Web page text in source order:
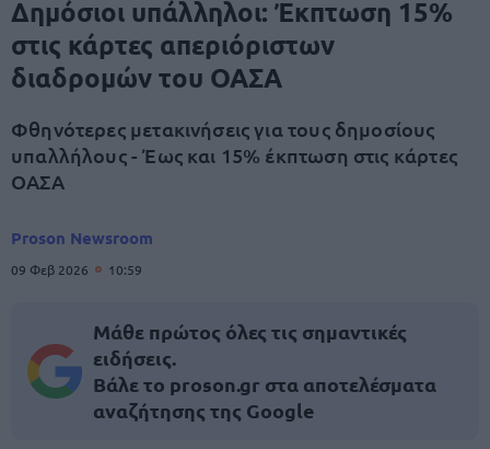
Δημόσιοι υπάλληλοι: Έκπτωση 15%
στις κάρτες απεριόριστων
διαδρομών του ΟΑΣΑ
Φθηνότερες μετακινήσεις για τους δημοσίους
υπαλλήλους - Έως και 15% έκπτωση στις κάρτες
ΟΑΣΑ
Proson Newsroom
09 Φεβ 2026 10:59
Μάθε πρώτος όλες τις σημαντικές
ειδήσεις.
Βάλε το proson.gr στα αποτελέσματα
αναζήτησης της Google